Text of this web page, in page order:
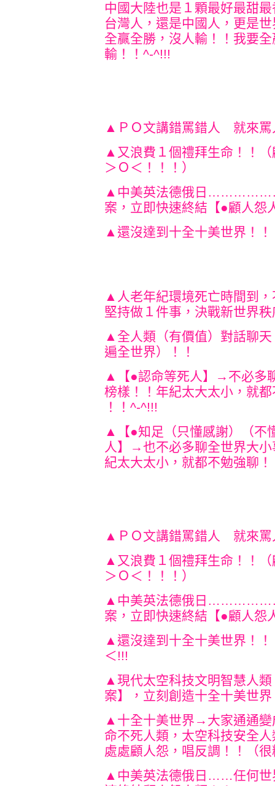
中國大陸也是１顆最好最甜
台灣人，還是中國人，更是世
全贏全勝，沒人輸！！我要
輸！！^-^!!!
▲ＰＯ文講錯罵錯人 就來罵
▲又浪費１個禮拜生命！！
＞Ｏ＜！！！）
▲中美英法德俄日
案，立即快速終結【●顧人怨
▲還沒達到十全十美世界！
▲人老年紀環境死亡時間到
堅持做１件事，決戰新世界
▲全人類（有價值）對話聊
遍全世界）！！
▲【●認命等死人】→不必多
榜樣！！年紀太大太小，就
！！^-^!!!
▲【●知足（只懂感謝）（不
人】→也不必多聊全世界大
紀太大太小，就都不勉強聊
▲ＰＯ文講錯罵錯人 就來罵
▲又浪費１個禮拜生命！！
＞Ｏ＜！！！）
▲中美英法德俄日
案，立即快速終結【●顧人怨
▲還沒達到十全十美世界！
＜!!!
▲現代太空科技文明智慧人
案】，立刻創造十全十美世
▲十全十美世界→大家通通變
命不死人類，太空科技安全
處處顧人怨，唱反調！！（
▲中美英法德俄日……任何世